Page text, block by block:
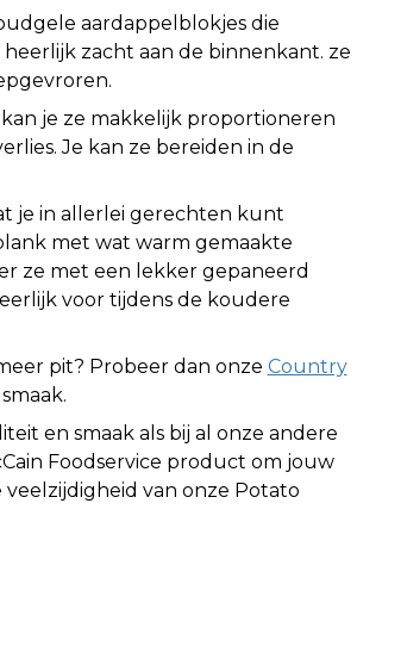
aardappelblokjes die
zacht aan de binnenkant. ze
je ze makkelijk proportioneren
Je kan ze bereiden in de
je in allerlei gerechten kunt
met wat warm gemaakte
ze met een lekker gepaneerd
voor tijdens de koudere
pit? Probeer dan onze Country
en smaak als bij al onze andere
Foodservice product om jouw
van onze Potato